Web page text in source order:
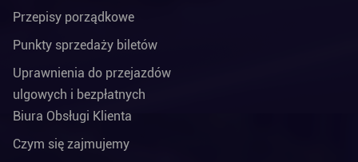
Przepisy porządkowe
Punkty sprzedaży biletów
Uprawnienia do przejazdów
ulgowych i bezpłatnych
Biura Obsługi Klienta
Czym się zajmujemy